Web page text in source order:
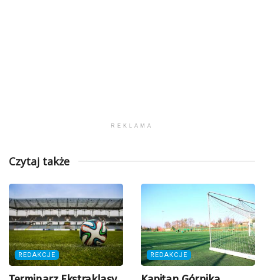
REKLAMA
Czytaj także
REDAKCJE REDAKCJE